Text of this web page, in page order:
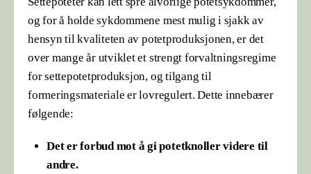
og for å holde sykdommene mest mulig i sjakk av
hensyn til kvaliteten av potetproduksjonen, er det
over mange år utviklet et strengt forvaltningsregime
for settepotetproduksjon, og tilgang til
formeringsmateriale er lovregulert. Dette innebærer
følgende:
Det er forbud mot å gi potetknoller videre til
andre.